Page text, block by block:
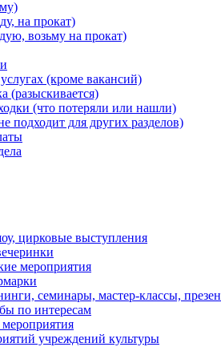
на прокат)
возьму на прокат)
(кроме вакансий)
(разыскивается)
(что потеряли или нашли)
подходит для других разделов)
цирковые выступления
мероприятия
семинары, мастер-классы,
по интересам
учреждений культуры